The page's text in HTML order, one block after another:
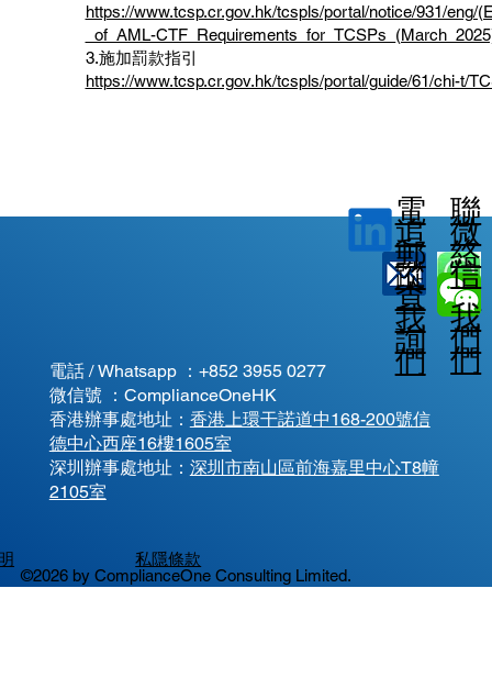
https://www.tcsp.cr.gov.hk/tcspls/portal/notice/931/eng/
_of_AML-
3.施加罰款指引
https://www.tcsp.cr.gov.hk/tcspls/portal/guide/61/chi-t/
©2026 by ComplianceOne Consulting Limited.
電話 / Whatsapp ： +852 3955 0277
微信號 ：ComplianceOneHK
香港辦事處地址： 香港上環干諾道中168-200號信
德中心西座16樓1605室
​深圳辦事處地址： 深圳市南山區前海嘉里中心T8幢
2105室
私隱條款
電
郵
查
詢
追
蹤
我
們
聯
絡
我
們
微
信
我
們